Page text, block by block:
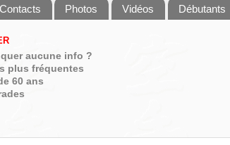
Contacts Photos Vidéos Débutants
aucune info ?
plus fréquentes
60 ans